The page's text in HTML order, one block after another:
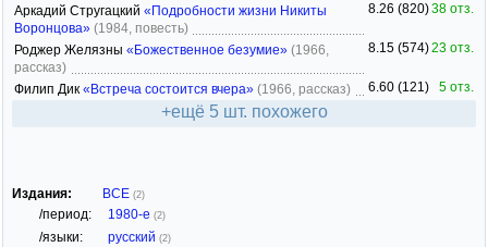
Аркадий Стругацкий «Подробности жизни Никиты
Воронцова» (1984, повесть)
8.26 (820)38 отз.
Роджер Желязны «Божественное безумие» (1966,
рассказ)
8.15 (574)23 отз.
Филип Дик «Встреча состоится вчера» (1966, рассказ) 6.60 (121) 5 отз.
+ещё 5 шт. похожего
Издания: ВСЕ (2)
/период: 1980-е (2)
/языки: русский (2)